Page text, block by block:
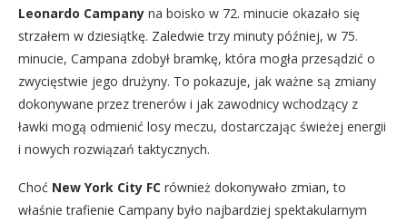
Leonardo Campany na boisko w 72. minucie okazało się
strzałem w dziesiątkę. Zaledwie trzy minuty później, w 75.
minucie, Campana zdobył bramkę, która mogła przesądzić o
zwycięstwie jego drużyny. To pokazuje, jak ważne są zmiany
dokonywane przez trenerów i jak zawodnicy wchodzący z
ławki mogą odmienić losy meczu, dostarczając świeżej energii
i nowych rozwiązań taktycznych.
Choć New York City FC również dokonywało zmian, to
właśnie trafienie Campany było najbardziej spektakularnym